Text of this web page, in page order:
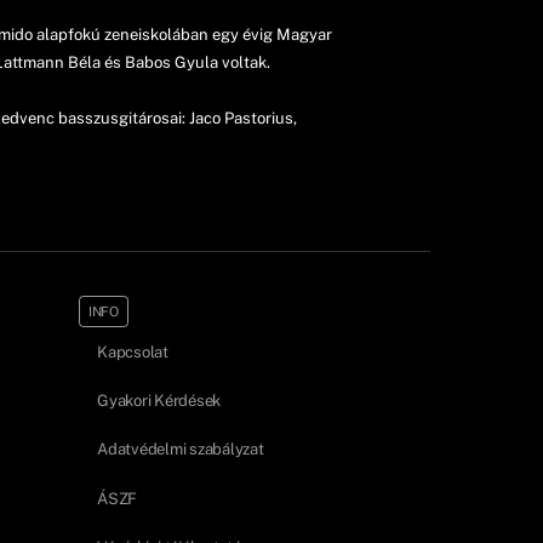
alapfokú zeneiskolában egy évig Magyar
Béla és Babos Gyula voltak.
basszusgitárosai: Jaco Pastorius,
INFO
Kapcsolat
Gyakori Kérdések
Adatvédelmi szabályzat
ÁSZF